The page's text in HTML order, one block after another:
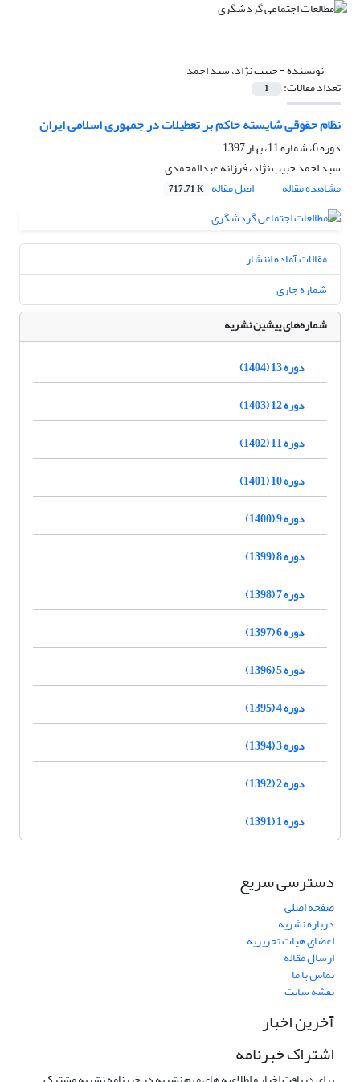
نویسنده =حبیب نژاد، سید احمد
تعداد مقالات: 1
نظام حقوقی شایسته حاکم بر تعطیلات در جمهوری اسلامی ایران
دوره 6، شماره 11، بهار 1397
سید احمد حبیب نژاد، فرزانه عبدالمحمدی
مشاهده مقاله
اصل مقاله 717.71 K
مقالات آماده انتشار
شماره جاری
شماره‌های پیشین نشریه
دوره 13 (1404)
دوره 12 (1403)
دوره 11 (1402)
دوره 10 (1401)
دوره 9 (1400)
دوره 8 (1399)
دوره 7 (1398)
دوره 6 (1397)
دوره 5 (1396)
دوره 4 (1395)
دوره 3 (1394)
دوره 2 (1392)
دوره 1 (1391)
دسترسی سریع
صفحه اصلی
درباره نشریه
اعضای هیات تحریریه
ارسال مقاله
تماس با ما
نقشه سایت
آخرین اخبار
اشتراک خبرنامه